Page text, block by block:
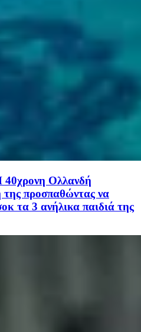
Ολλανδή
της προσπαθώντας να
τα 3 ανήλικα παιδιά της